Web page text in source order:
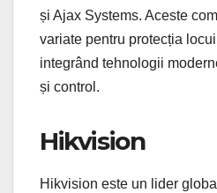
și Ajax Systems. Aceste
variate pentru protecția
integrând tehnologii
și control.
Hikvision
Hikvision este un lider